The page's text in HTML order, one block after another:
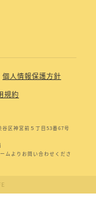
個人情報保護方針
規約
区神宮前５丁目53番67号
ムよりお問い合わせくださ